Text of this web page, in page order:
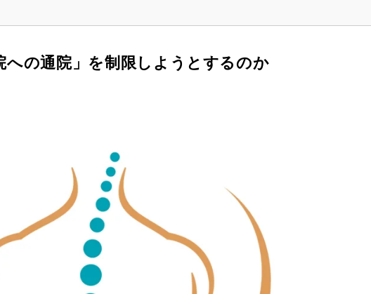
への通院」を制限しようとするのか